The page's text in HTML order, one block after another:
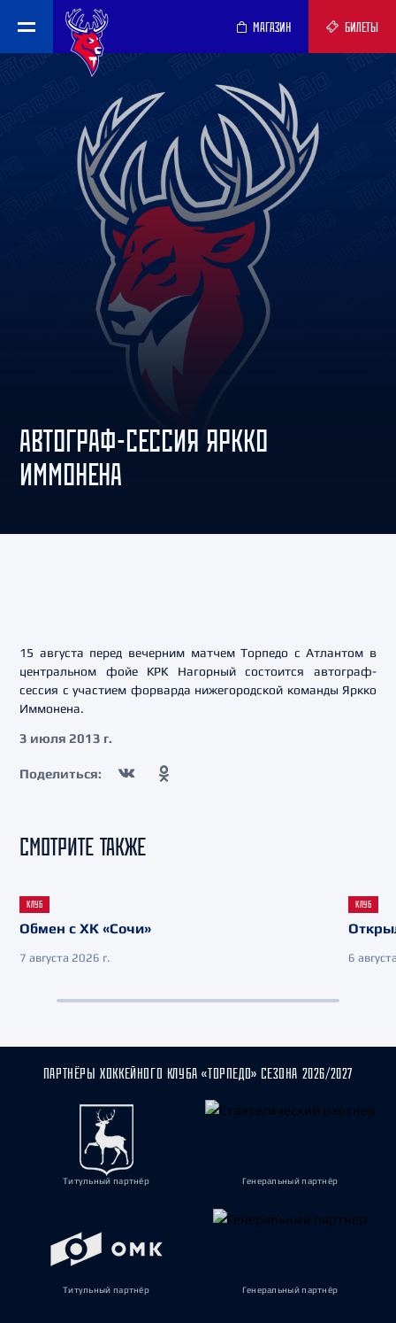
МАГАЗИН БИЛЕТЫ
АВТОГРАФ-СЕССИЯ ЯРККО
ИММОНЕНА
15 августа перед вечерним матчем Торпедо с Атлантом в
центральном фойе КРК Нагорный состоится автограф-
сессия с участием форварда нижегородской команды Яркко
Иммонена.
3 июля 2013 г.
Поделиться:
СМОТРИТЕ ТАКЖЕ
КЛУБ
Обмен с ХК «Сочи»
7 августа 2026 г.
КЛУБ
6
ПАРТНЁРЫ ХОККЕЙНОГО КЛУБА «ТОРПЕДО» СЕЗОНА 2026/2027
Титульный партнёр Генеральный партнёр
Титульный партнёр Генеральный партнёр